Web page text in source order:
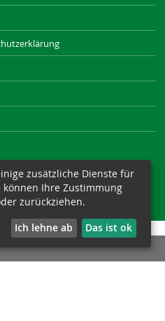
SIZET.DE
zusätzliche Dienste für
können Ihre Zustimmung
zurückziehen.
Ich lehne ab Das ist ok